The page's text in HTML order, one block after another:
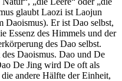
glaubt Laozi ist Laojun
Daoismus). Er ist Dao selbst,
Essenz des Himmels und der
des Dao selbst.
Daoismus. Dao und De
De Jing wird De oft als
andere Hälfte der Einheit,